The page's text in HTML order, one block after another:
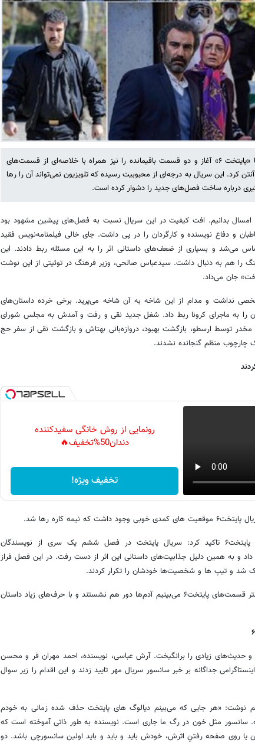
ایرنا نوشت: شبکه یک امسال را با «پایتخت ۶» آغاز و دو قسمت باقیمانده‌ را نیز همراه با خلاصه‌ای از قسمت‌های
کرد. این سریال به درجه‌ای از محبوبیت رسیده که تلویزیون نمی‌تواند آن را رها
درباره ساخت فصل‌های جدید را دشوار کرده است.
سریال امسال بدانیم. افت کیفیت در این سریال نسبت به فصل‌های پیشین مشهود بود
و دفاع نویسنده و کارگردان را در پی داشت. جای خالی فیلمنامه‌نویس فقید
می‌شد و بسیاری از ضعف‌های داستانی اثر را به این مسئله ربط دادند. این
را هم به دنبال داشت. سیدعباس صالحی، وزیر فرهنگ در توئیتی از این نوشت
جان می‌داد.
خط داستانی مشخصی نداشت و مدام از این شاخه به آن شاخه می‌پرید. برخی خرده داستان‌های
آن را به ماجرای کرونا ربط داد. شغل جدید نقی و رفت و آمدش به مجلس شورای
مخدر توسط ارسطو، بازگشت بهبود، دروازه‌بانی بهتاش و بازگشت نقی از سفر حج
چارچوب منظم گنجانده نشدند.
رونمایی از روش خانگی سفیدکننده
دندان50%تخفیف🔥
تخفیف ویژه!
که نیمه کاره رها شد.
بهزاد عشقی درباره کیفیت سریال پایتخت۶ تاکید کرد: سریال پایتخت در فصل ششم یک سری از نویسندگان
و به همین دلیل جذابیت‌های داستانی این اثر از دست رفت. در این فصل فراز
شد و تیپ ها و شخصیت‌ها خودشان را تکرار کردند.
به گفته منتقد ماهنامه فیلم در بیشتر قسمت‌های پایتخت۶ می‌بینیم آدم‌ها دور هم نشستند و با حرف‌های زیاد داستان
و حدیث‌های زیادی را برانگیخت. آرش عباسی، نویسنده، احمد مهران‌ فر و محسن
جداگانه بر خبر سانسور سریال مهر تایید زدند و این اقدام را زیر سوال
نوشت: «هر جایی که می‌بینم دیالوگ های پایتخت حذف شده زمانی به خودم
سانسور مثل خون در رگ ما جاری است. نویسنده به طور ذاتی آموخته است که
یا روی صفحه رفتنِ اثرش، خودش باید و باید و باید اولین سانسورچی باشد. دو